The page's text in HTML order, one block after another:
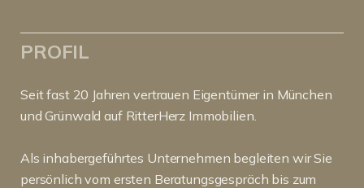
PROFIL
Seit fast 20 Jahren vertrauen Eigentümer in München
und Grünwald auf RitterHerz Immobilien.
Als inhabergeführtes Unternehmen begleiten wir Sie
persönlich vom ersten Beratungsgespräch bis zum